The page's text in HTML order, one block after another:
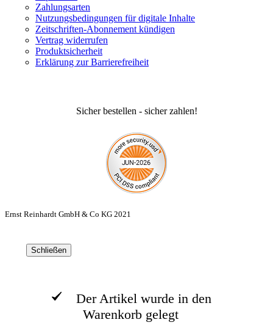
Zahlungsarten
Nutzungsbedingungen für digitale Inhalte
Zeitschriften-Abonnement kündigen
Vertrag widerrufen
Produktsicherheit
Erklärung zur Barrierefreiheit
Sicher bestellen - sicher zahlen!
Ernst Reinhardt GmbH & Co KG 2021
Schließen
Der Artikel wurde in den
Warenkorb gelegt